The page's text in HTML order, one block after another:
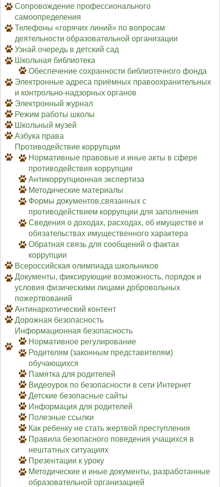
Сопровождение профессионального
самоопределения
Телефоны «горячих линий» по вопросам
деятельности образовательной организации
Узнай очередь в детский сад
Школьная библиотека
Обеспечение сохранности библиотечного фонда
Электронные адреса приёмных правоохранительных
и контрольно-надзорных органов
Электронный журнал
Режим работы школы
Школьный музей
Азбука права
Противодействие коррупции
Нормативные правовые и иные акты в сфере
противодействия коррупции
Антикоррупционная экспертиза
Методические материалы
Формы документов,связанных с
противодействием коррупции для заполнения
Сведения о доходах, расходах, об имуществе и
обязательствах имущественного характера
Обратная связь для сообщений о фактах
коррупции
Всероссийская олимпиада школьников
Документы, фиксирующие возможность, порядок и
условия физическими лицами добровольных
пожертвований
Антинаркотический контент
Дорожная безопасность
Информационная безопасность
Нормативное регулирование
Родителям (законным представителям)
обучающихся
Памятка для родителей
Видеоурок по безопасности в сети Интернет
Детские безопасные сайты
Информация для родителей
Полезные ссылки
Как ребенку не стать жертвой преступления
Правила безопасного поведения учащихся в
нештатных ситуациях
Презентации к уроку
Методические и иные документы, разработанные
образовательной организацией